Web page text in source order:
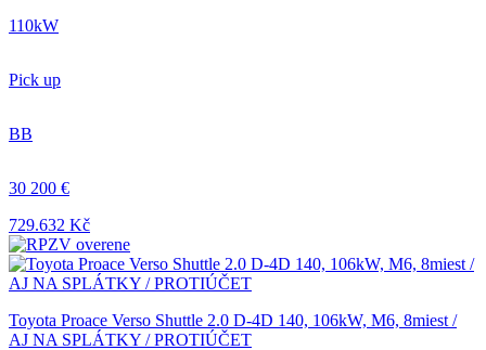
110kW
Pick up
BB
30 200 €
729.632 Kč
Toyota Proace Verso Shuttle 2.0 D-4D 140, 106kW, M6, 8miest /
AJ NA SPLÁTKY / PROTIÚČET